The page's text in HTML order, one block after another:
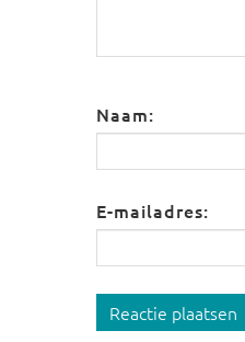
Naam:
E-mailadres:
Reactie plaatsen